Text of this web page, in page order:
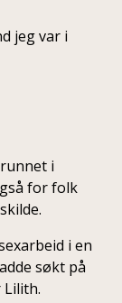
jeg var i
i
for folk
i en
søkt på